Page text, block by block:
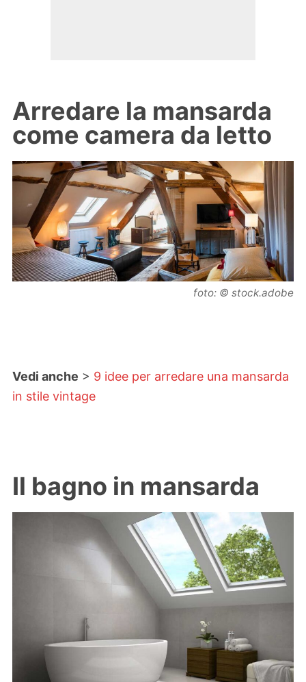
Arredare la mansarda
come camera da letto
foto: © stock.adobe
Vedi anche > 9 idee per arredare una mansarda
in stile vintage
Il bagno in mansarda